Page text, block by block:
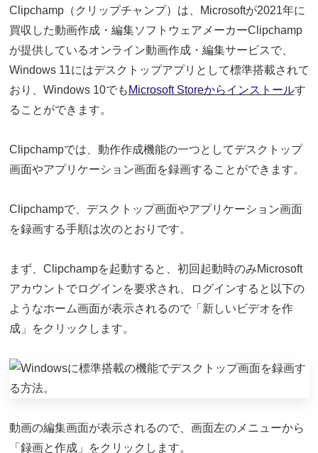
Clipchamp（クリップチャンプ）は、Microsoftが2021年に
買収した動画作成・編集ソフトウェアメーカーClipchamp
が提供しているオンライン動画作成・編集サービスで、
Windows 11にはデスクトップアプリとして標準搭載されて
おり、Windows 10でも Microsoft Storeからインストールす
ることができます。
Clipchampでは、動作作成機能の一つとしてデスクトップ
画面やアプリケーション画面を録画することができます。
Clipchampで、デスクトップ画面やアプリケーション画面
を録画する手順は次のとおりです。
まず、Clipchampを起動すると、初回起動時のみMicrosoft
アカウントでログインを要求され、ログインすると以下の
ようなホーム画面が表示されるので「新しいビデオを作
成」をクリックします。
動画の編集画面が表示されるので、画面左のメニューから
「録画と作成」をクリックします。